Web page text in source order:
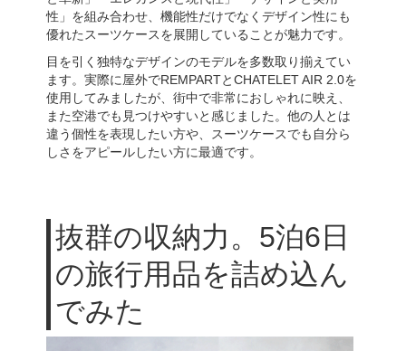
性」を組み合わせ、機能性だけでなくデザイン性にも
優れたスーツケースを展開していることが魅力です。
目を引く独特なデザインのモデルを多数取り揃えてい
ます。実際に屋外でREMPARTとCHATELET AIR 2.0を
使用してみましたが、街中で非常におしゃれに映え、
また空港でも見つけやすいと感じました。他の人とは
違う個性を表現したい方や、スーツケースでも自分ら
しさをアピールしたい方に最適です。
抜群の収納力。5泊6日
の旅行用品を詰め込ん
でみた